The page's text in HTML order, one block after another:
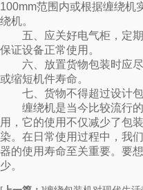
100mm范围内或根据缠绕机
绕机。
五、应关好电气柜，定期
保证设备正常使用。
六、放置货物包装时应尽
或缩短机件寿命。
七、货物不得超过设计包
缠绕机是当今比较流行的
用，它的使用不仅减少了包
染。在日常使用过程中，我
器的使用寿命至关重要。要
少。